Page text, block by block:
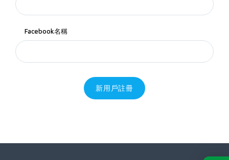
Facebook名稱
新用戶註冊